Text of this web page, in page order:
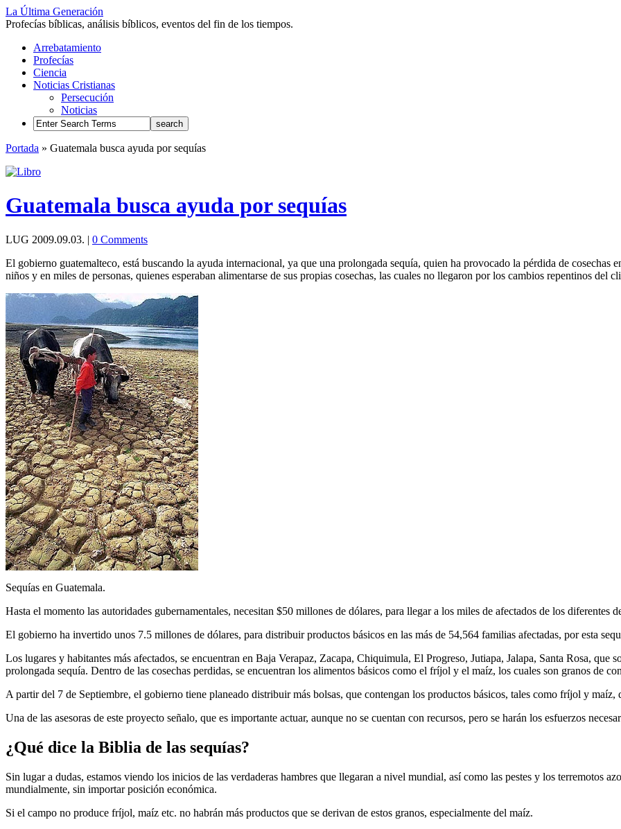
La Última Generación
Profecías bíblicas, análisis bíblicos, eventos del fin de los tiempos.
Arrebatamiento
Profecías
Ciencia
Noticias Cristianas
Persecución
Noticias
Portada » Guatemala busca ayuda por sequías
Guatemala busca ayuda por sequías
LUG 2009.09.03. | 0 Comments
El gobierno guatemalteco, está buscando la ayuda internacional, ya que una prolongada sequía, quien ha provocado la pérdida de cosechas
niños y en miles de personas, quienes esperaban alimentarse de sus propias cosechas, las cuales no llegaron por los cambios repentinos del
Sequías en Guatemala.
Hasta el momento las autoridades gubernamentales, necesitan $50 millones de dólares, para llegar a los miles de afectados de los diferentes
El gobierno ha invertido unos 7.5 millones de dólares, para distribuir productos básicos en las más de 54,564 familias afectadas, por esta
Los lugares y habitantes más afectados, se encuentran en Baja Verapaz, Zacapa, Chiquimula, El Progreso, Jutiapa, Jalapa, Santa Rosa, que
prolongada sequía. Dentro de las cosechas perdidas, se encuentran los alimentos básicos como el fríjol y el maíz, los cuales son granos de
A partir del 7 de Septiembre, el gobierno tiene planeado distribuir más bolsas, que contengan los productos básicos, tales como fríjol y maíz,
Una de las asesoras de este proyecto señalo, que es importante actuar, aunque no se cuentan con recursos, pero se harán los esfuerzos
¿Qué dice la Biblia de las sequías?
Sin lugar a dudas, estamos viendo los inicios de las verdaderas hambres que llegaran a nivel mundial, así como las pestes y los terremotos
mundialmente, sin importar posición económica.
Si el campo no produce fríjol, maíz etc. no habrán más productos que se derivan de estos granos, especialmente del maíz.